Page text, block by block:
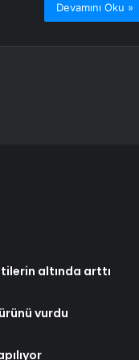
Devamını Oku »
altında arttı
vurdu